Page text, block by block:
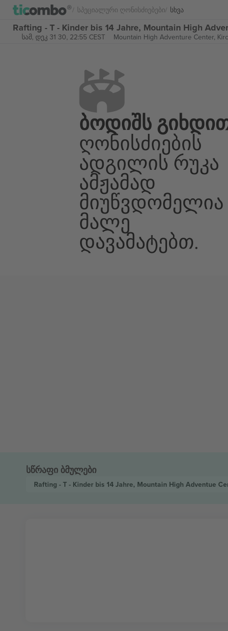
Სპეციალური Ღონისძიებები Სხვა
Rafting - T - Kinder bis 14 Jahre, Mountain High
სამ, დეკ 31 30, 22:55 CEST Mountain High Adventure Center,
Ბოდიშს
Ღონისძიების
Ადგილის Რუკა
Ამჟამად
Მალე
Დავამატებთ.
სწრაფი ბმულები
Rafting - T - Kinder bis 14 Jahre, Mountain High Adventue